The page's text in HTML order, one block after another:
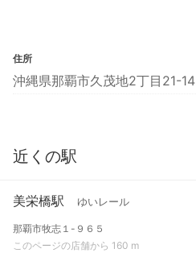
住所
沖縄県那覇市久茂地2丁目21-14
近くの駅
美栄橋駅 ゆいレール
那覇市牧志１-９６５
このページの店舗から 160 m